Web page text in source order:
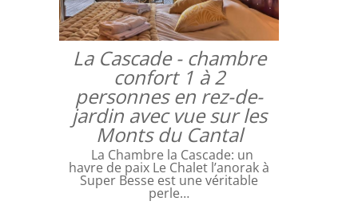
La Cascade - chambre
confort 1 à 2
personnes en rez-de-
jardin avec vue sur les
Monts du Cantal
La Chambre la Cascade: un
havre de paix Le Chalet l’anorak à
Super Besse est une véritable
perle…